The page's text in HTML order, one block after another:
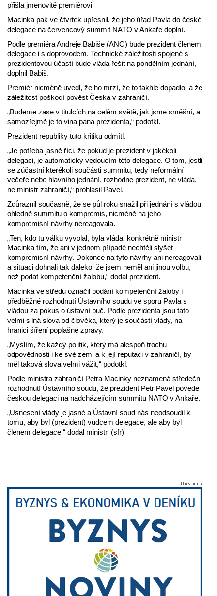
přišla jmenovitě premiérovi.
Macinka pak ve čtvrtek upřesnil, že jeho úřad Pavla do české
delegace na červencový summit NATO v Ankaře doplní.
Podle premiéra Andreje Babiše (ANO) bude prezident členem
delegace i s doprovodem. Technické záležitosti spojené s
prezidentovou účastí bude vláda řešit na pondělním jednání,
doplnil Babiš.
Premiér nicméně uvedl, že ho mrzí, že to takhle dopadlo, a že
záležitost poškodí pověst Česka v zahraničí.
„Budeme zase v titulcích na celém světě, jak jsme směšní, a
samozřejmě je to vina pana prezidenta,“ podotkl.
Prezident republiky tuto kritiku odmítl.
„Je potřeba jasně říci, že pokud je prezident v jakékoli
delegaci, je automaticky vedoucím této delegace. O tom, jestli
se zúčastní kterékoli součásti summitu, tedy neformální
večeře nebo hlavního jednání, rozhodne prezident, ne vláda,
ne ministr zahraničí,“ prohlásil Pavel.
Zdůraznil současně, že se půl roku snažil při jednání s vládou
ohledně summitu o kompromis, nicméně na jeho
kompromisní návrhy nereagovala.
„Ten, kdo tu válku vyvolal, byla vláda, konkrétně ministr
Macinka tím, že ani v jednom případě nechtěli slyšet
kompromisní návrhy. Dokonce na tyto návrhy ani nereagovali
a situaci dohnali tak daleko, že jsem neměl ani jinou volbu,
než podat kompetenční žalobu,“ dodal prezident.
Macinka ve středu označil podání kompetenční žaloby i
předběžné rozhodnutí Ústavního soudu ve sporu Pavla s
vládou za pokus o ústavní puč. Podle prezidenta jsou tato
velmi silná slova od člověka, který je součástí vlády, na
hranici šíření poplašné zprávy.
„Myslím, že každý politik, který má alespoň trochu
odpovědnosti i ke své zemi a k její reputaci v zahraničí, by
měl taková slova velmi vážit,“ podotkl.
Podle ministra zahraničí Petra Macinky neznamená středeční
rozhodnutí Ústavního soudu, že prezident Petr Pavel povede
českou delegaci na nadcházejícím summitu NATO v Ankaře.
„Usnesení vlády je jasné a Ústavní soud nás neodsoudil k
tomu, aby byl (prezident) vůdcem delegace, ale aby byl
členem delegace,“ dodal ministr. (sfr)